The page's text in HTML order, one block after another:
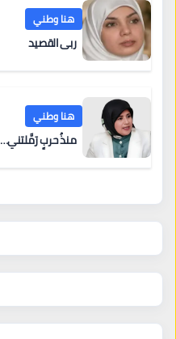
هنا وطني
ربى القصيد
هنا وطني
منذُ حربٍ رَمَّلتني…